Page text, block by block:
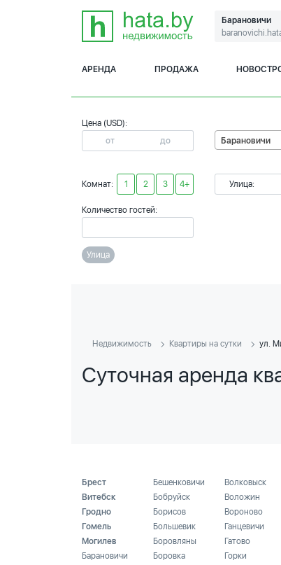
Барановичи
АРЕНДА ПРОДАЖА
Цена (USD):
Комнат: 1 2 3 4+
Количество гостей:
Барановичи
Улица:
Улица
Недвижимость Квартиры на сутки ул.
Суточная аренда
Брест
Витебск
Гродно
Гомель
Могилев
Барановичи
Бешенковичи
Бобруйск
Борисов
Большевик
Боровляны
Боровка
Волковыск
Воложин
Вороново
Ганцевичи
Гатово
Горки